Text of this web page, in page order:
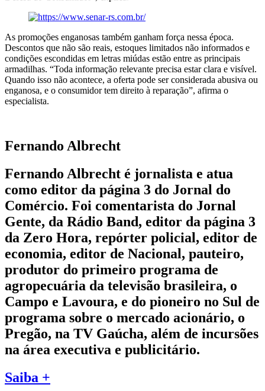
As promoções enganosas também ganham força nessa época.
Descontos que não são reais, estoques limitados não informados e
condições escondidas em letras miúdas estão entre as principais
armadilhas. “Toda informação relevante precisa estar clara e visível.
Quando isso não acontece, a oferta pode ser considerada abusiva ou
enganosa, e o consumidor tem direito à reparação”, afirma o
especialista.
Fernando Albrecht
Fernando Albrecht é jornalista e atua
como editor da página 3 do Jornal do
Comércio. Foi comentarista do Jornal
Gente, da Rádio Band, editor da página 3
da Zero Hora, repórter policial, editor de
economia, editor de Nacional, pauteiro,
produtor do primeiro programa de
agropecuária da televisão brasileira, o
Campo e Lavoura, e do pioneiro no Sul de
programa sobre o mercado acionário, o
Pregão, na TV Gaúcha, além de incursões
na área executiva e publicitário.
Saiba +